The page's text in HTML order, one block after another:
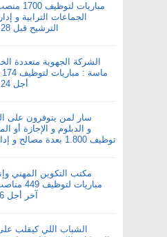
مباريات
الجماعات الترابية و
الترشيح قبل 28 غشت 2026
الشركة الجهوية متعددة
أجل 24 غشت 2026
سار لمن يتوفرون على
توظيف 1.800 بعدة مصالح و إدارات عمومية
مكتب التكوين المهني
آخر أجل 6 شتنبر 2026
الشباب اللي كيقلب